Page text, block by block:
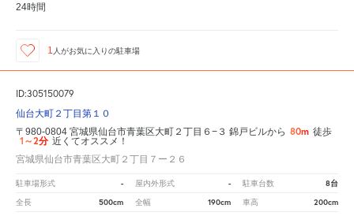
24時間
1 人がお気に入りの駐車場
ID:305150079
仙台大町２丁目第１０
〒980-0804 宮城県仙台市青葉区大町２丁目６−３ 錦戸ビルから 80m 徒歩
1～2分 近くてオススメ！
宮城県仙台市青葉区大町２丁目７ー２６
駐車場形式 - 屋内外形式 - 駐車台数 8台
全長 500cm 全幅 190cm 車高 200cm